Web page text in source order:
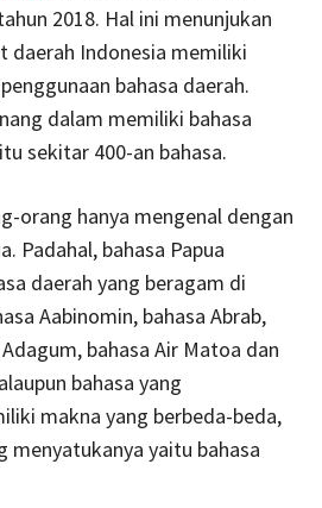
2018. Hal ini menunjukan
daerah Indonesia memiliki
bahasa daerah.
dalam memiliki bahasa
sekitar 400-an bahasa.
orang hanya mengenal dengan
Padahal, bahasa Papua
daerah yang beragam di
Aabinomin, bahasa Abrab,
bahasa Air Matoa dan
bahasa yang
makna yang berbeda-beda,
menyatukanya yaitu bahasa